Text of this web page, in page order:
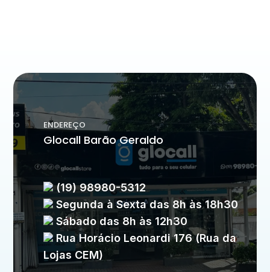
ENDEREÇO
Glocall Barão Geraldo
(19) 98980-5312
Segunda à Sexta das 8h às 18h30
Sábado das 8h às 12h30
Rua Horácio Leonardi 176 (Rua da
Lojas CEM)